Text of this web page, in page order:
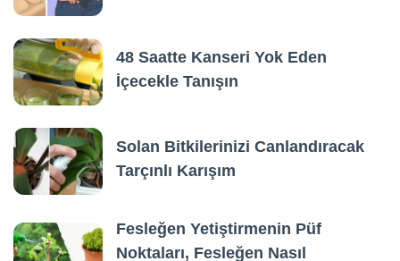
48 Saatte Kanseri Yok Eden
İçecekle Tanışın
Solan Bitkilerinizi Canlandıracak
Tarçınlı Karışım
Fesleğen Yetiştirmenin Püf
Noktaları, Fesleğen Nasıl